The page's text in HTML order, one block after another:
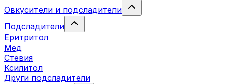
Овкусители и подсладители
Подсладители
Еритритол
Мед
Стевия
Ксилитол
Други подсладители